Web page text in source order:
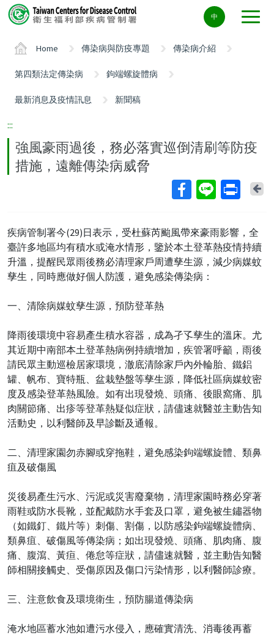
Center
block
中
Home 傳染病與防疫專題 傳染病介紹
第四類法定傳染病 鉤端螺旋體病
最新消息及疫情訊息 新聞稿
:::
強風豪雨過後，務必落實巡倒清刷等防疫
措施，遠離傳染病威脅
疾病管制署今(29)日表示，受杜蘇芮颱風帶來豪雨影響，全
臺許多地區均有積水或淹水情形，鑒於本土登革熱疫情持續
升溫，提醒民眾雨後務必清理家戶周遭孳生源，減少病媒蚊
孳生，同時應做好個人防護，避免感染傳染病：
一、清除病媒蚊孳生源，預防登革熱
降雨後環境中容易產生積水容器，成為孑孓孳生的溫床。尤
其近期中南部本土登革熱病例持續增加，疾管署呼籲，雨後
請民眾主動巡檢居家環境，澈底清除家戶內外輪胎、鐵鋁
罐、帆布、寶特瓶、盆栽墊盤等孳生源，降低社區病媒蚊密
度及感染登革熱風險。如有出現發燒、頭痛、後眼窩痛、肌
肉關節痛、出疹等登革熱疑似症狀，請儘速就醫並主動告知
活動史，以利醫師及早診斷及通報。
二、清理家園勿赤腳或穿拖鞋，避免感染鉤端螺旋體、類鼻
疽及破傷風
災後易產生污水、污泥或災害廢棄物，清理家園時務必穿著
雨鞋或防水長靴，並配戴防水手套及口罩，避免被生鏽器物
（如鐵釘、鐵片等）刺傷、割傷，以防感染鉤端螺旋體病、
類鼻疽、破傷風等傳染病；如出現發燒、頭痛、肌肉痛、腹
痛、腹瀉、黃疸、倦怠等症狀，請儘速就醫，並主動告知醫
師相關接觸史、受傷原因及傷口污染情形，以利醫師診療。
三、注意飲食及環境衛生，預防腸道傳染病
淹水地區蓄水池如遭污水侵入，應確實清洗、消毒後再蓄